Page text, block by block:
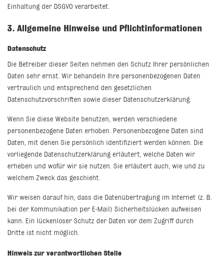
Einhaltung der DSGVO verarbeitet.
3. Allgemeine Hinweise und Pflicht­informationen
Datenschutz
Die Betreiber dieser Seiten nehmen den Schutz Ihrer persönlichen
Daten sehr ernst. Wir behandeln Ihre personenbezogenen Daten
vertraulich und entsprechend den gesetzlichen
Datenschutzvorschriften sowie dieser Datenschutzerklärung.
Wenn Sie diese Website benutzen, werden verschiedene
personenbezogene Daten erhoben. Personenbezogene Daten sind
Daten, mit denen Sie persönlich identifiziert werden können. Die
vorliegende Datenschutzerklärung erläutert, welche Daten wir
erheben und wofür wir sie nutzen. Sie erläutert auch, wie und zu
welchem Zweck das geschieht.
Wir weisen darauf hin, dass die Datenübertragung im Internet (z. B.
bei der Kommunikation per E-Mail) Sicherheitslücken aufweisen
kann. Ein lückenloser Schutz der Daten vor dem Zugriff durch
Dritte ist nicht möglich.
Hinweis zur verantwortlichen Stelle